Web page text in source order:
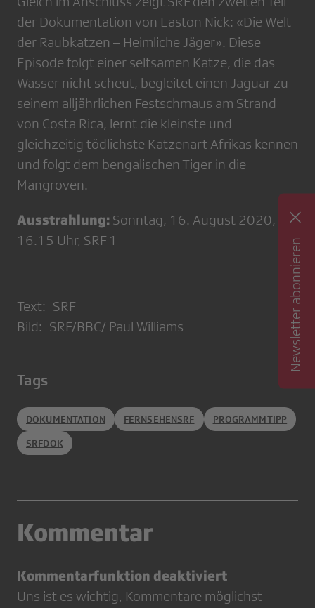
der Dokumentation von Easton Nick: «Die Welt
der Raubkatzen – Heimliche Jäger». Diese
Episode folgt einer seltsamen Katze, die das
Wasser nicht scheut, begleitet einen Jaguar zu
seinem alljährlichen Festschmaus am Strand
von Costa Rica, lernt die kleinste und
gleichzeitig tödlichste Katzenart Afrikas kennen
und folgt dem bengalischen Tiger in die
Mangroven.
Ausstrahlung: Sonntag, 16. August 2020,
16.15 Uhr, SRF 1
Text: SRF
Bild: SRF/BBC/ Paul Williams
Tags
DOKUMENTATION FERNSEHENSRF PROGRAMMTIPP
SRFDOK
Kommentar
Kommentarfunktion deaktiviert
Uns ist es wichtig, Kommentare möglichst
Newsletter abonnieren